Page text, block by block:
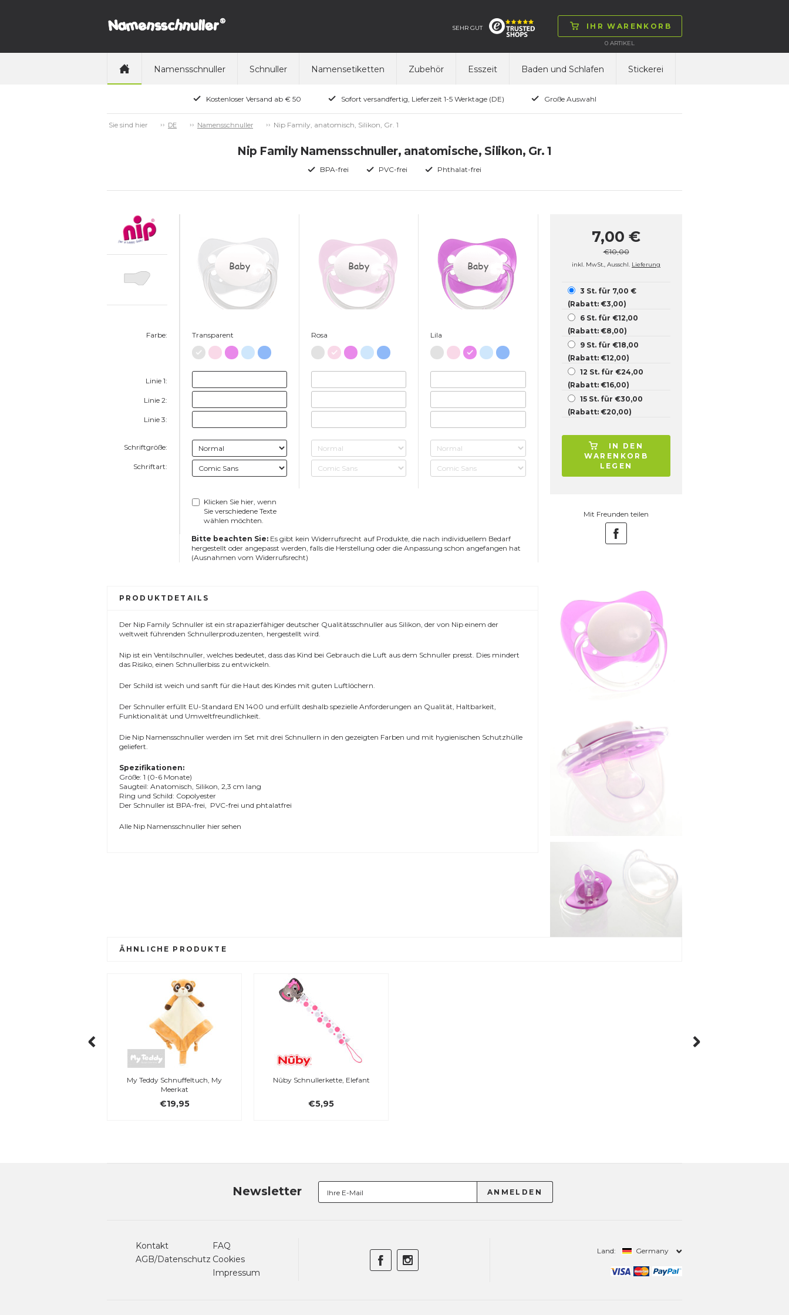
IHR WARENKORB
0ARTIKEL
SEHR GUT
Namensschnuller Schnuller Namensetiketten Zubehör Esszeit Baden und Schlafen Stickerei
Kostenloser Versand ab € 50 Sofort versandfertig, Lieferzeit 1-5 Werktage (DE) Große Auswahl
Sie sind hier DE Namensschnuller Nip Family, anatomisch, Silikon, Gr. 1
Nip Family Namensschnuller, anatomische, Silikon, Gr. 1
BPA-frei PVC-frei Phthalat-frei
Farbe:
Linie 1:
Linie 2:
Linie 3:
Schriftgröße:
Schriftart:
Baby
Transparent
Klicken Sie hier, wenn
Sie verschiedene Texte
wählen möchten.
Baby
Rosa
Baby
Lila
Bitte beachten Sie:Es gibt kein Widerrufsrecht auf Produkte, die nach individuellem Bedarf
hergestellt oder angepasst werden, falls die Herstellung oder die Anpassung schon angefangen hat
(Ausnahmen vom Widerrufsrecht)
7,00 €
€10,00
inkl. MwSt., Ausschl. Lieferung
3 St. für 7,00 €
(Rabatt: €3,00)
6 St. für €12,00
(Rabatt: €8,00)
9 St. für €18,00
(Rabatt: €12,00)
12 St. für €24,00
(Rabatt: €16,00)
15 St. für €30,00
(Rabatt: €20,00)
IN DEN
WARENKORB
LEGEN
Mit Freunden teilen
PRODUKTDETAILS
Der Nip Family Schnuller ist ein strapazierfähiger deutscher Qualitätsschnuller aus Silikon, der von Nip einem der
weltweit führenden Schnullerproduzenten, hergestellt wird.
Nip ist ein Ventilschnuller, welches bedeutet, dass das Kind bei Gebrauch die Luft aus dem Schnuller presst. Dies mindert
das Risiko, einen Schnullerbiss zu entwickeln.
Der Schild ist weich und sanft für die Haut des Kindes mit guten Luftlöchern.
Der Schnuller erfüllt EU-Standard EN 1400 und erfüllt deshalb spezielle Anforderungen an Qualität, Haltbarkeit,
Funktionalität und Umweltfreundlichkeit.
Die Nip Namensschnuller werden im Set mit drei Schnullern in den gezeigten Farben und mit hygienischen Schutzhülle
geliefert.
Spezifikationen:
Größe: 1 (0-6 Monate)
Saugteil: Anatomisch, Silikon, 2,3 cm lang
Ring und Schild: Copolyester
Der Schnuller ist BPA-frei, PVC-frei und phtalatfrei
Alle Nip Namensschnuller hier sehen
ÄHNLICHE PRODUKTE
My Teddy Schnuffeltuch, My
Meerkat
€19,95
Nûby Schnullerkette, Elefant
€5,95
Newsletter
Kontakt
AGB/Datenschutz
FAQ
Cookies
Impressum
Land: Germany